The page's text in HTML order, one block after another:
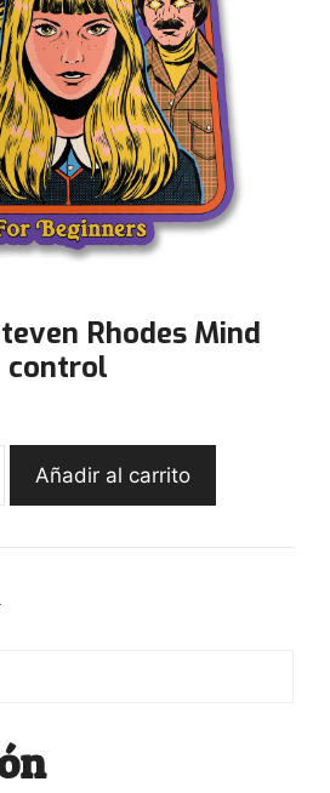
Rhodes Mind
control
Pegatina
Rhodes
Añadir al carrito